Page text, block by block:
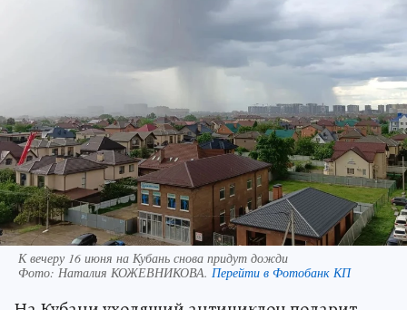
К вечеру 16 июня на Кубань снова придут дожди
Фото: Наталия КОЖЕВНИКОВА. Перейти в Фотобанк КП